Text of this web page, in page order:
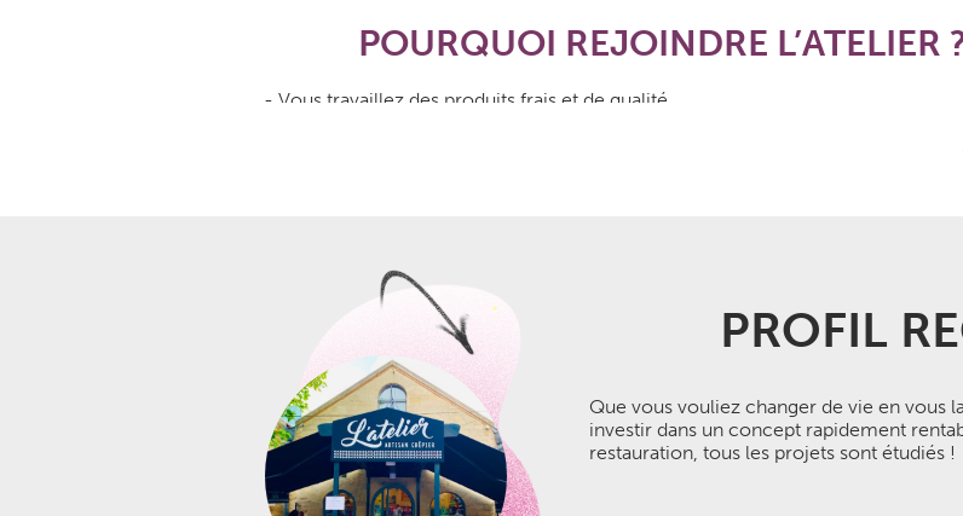
POURQUOI REJOINDRE L’ATELIER
- Vous travaillez des produits frais et de qualité.
-Vous bénéficiez de l’
une formation de 4 semaines PROFIL
Que vous vouliez changer de vie en vous
investir dans un concept rapidement
restauration, tous les projets sont étudiés !